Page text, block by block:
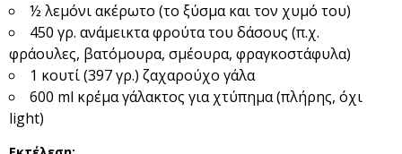
½ λεμόνι ακέρωτο (το ξύσμα και τον χυμό του)
450 γρ. ανάμεικτα φρούτα του δάσους (π.χ.
φράουλες, βατόμουρα, σμέουρα, φραγκοστάφυλα)
1 κουτί (397 γρ.) ζαχαρούχο γάλα
600 ml κρέμα γάλακτος για χτύπημα (πλήρης, όχι
light)